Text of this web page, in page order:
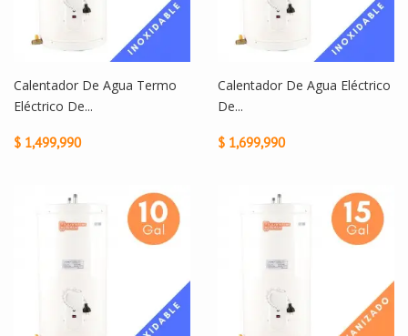
Calentador De Agua Termo
Eléctrico De...
$ 1,499,990
Calentador De Agua Eléctrico
De...
$ 1,699,990